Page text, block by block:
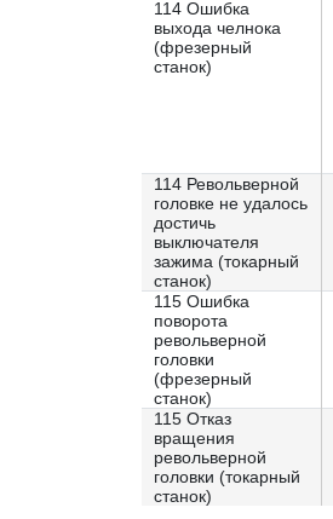
114 Ошибка
выхода челнока
(фрезерный
станок)
114 Револьверной
головке не удалось
достичь
выключателя
зажима (токарный
станок)
115 Ошибка
поворота
револьверной
головки
(фрезерный
станок)
115 Отказ
вращения
револьверной
головки (токарный
станок)